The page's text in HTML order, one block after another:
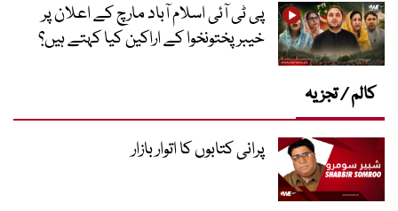
پی ٹی آئی اسلام آباد مارچ کے اعلان پر
خیبر پختونخوا کے اراکین کیا کہتے ہیں؟
کالم / تجزیہ
پرانی کتابوں کا اتوار بازار